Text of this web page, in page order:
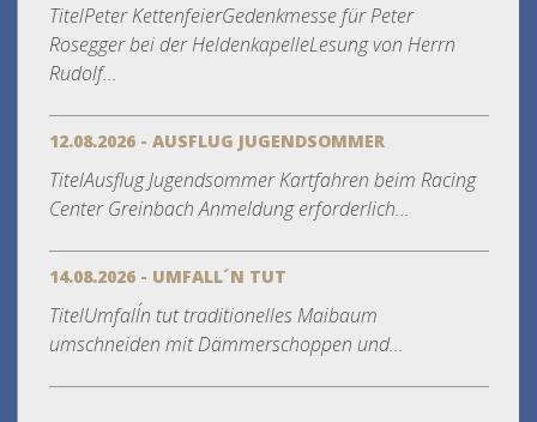
TitelPeter KettenfeierGedenkmesse für Peter
Rosegger bei der HeldenkapelleLesung von Herrn
Rudolf...
12.08.2026 - AUSFLUG JUGENDSOMMER
TitelAusflug Jugendsommer Kartfahren beim Racing
Center Greinbach Anmeldung erforderlich...
14.08.2026 - UMFALL´N TUT
TitelUmfall´n tut traditionelles Maibaum
umschneiden mit Dämmerschoppen und...